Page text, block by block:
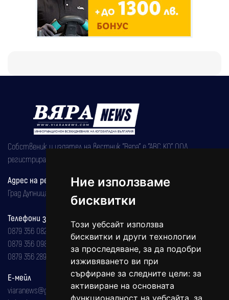
Ние използваме
бисквитки
Този уебсайт използва
бисквитки и други технологии
за проследяване, за да подобри
изживяването ви при
сърфиране за следните цели: за
активиране на основната
функционалност на уебсайта, за
Собственик и издател на вестник "Вяра" е "АВС КО" ООД,
регистрирана на 08.05.2002 година.
Адрес на редакцията
Град Дупница, ул.''Христо Ботев" 43
Телефони за реклама и абонаменти
0879 356 082
0879 356 098
0879 356 289
Е-мейл
viaranews@gmail.com